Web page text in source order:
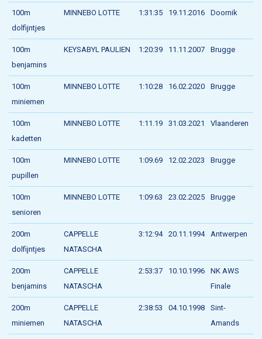
100m
dolfijntjes
MINNEBO LOTTE 1:31:35 19.11.2016 Doornik
100m
benjamins
KEYSABYL PAULIEN 1:20:39 11.11.2007 Brugge
100m
miniemen
MINNEBO LOTTE 1:10:28 16.02.2020 Brugge
100m
kadetten
MINNEBO LOTTE 1:11.19 31.03.2021 Vlaanderen
100m
pupillen
MINNEBO LOTTE 1:09.69 12.02.2023 Brugge
100m
senioren
MINNEBO LOTTE 1:09:63 23.02.2025 Brugge
200m
dolfijntjes
CAPPELLE
NATASCHA
3:12:94 20.11.1994 Antwerpen
200m
benjamins
CAPPELLE
NATASCHA
2:53:37 10.10.1996
NK AWS
Finale
200m
miniemen
CAPPELLE
NATASCHA
2:38:53 04.10.1998
Sint-
Amands